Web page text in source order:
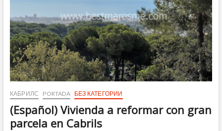
la
venta
en
Argentona,
baja
de
precio
КАБРИЛС PORTADA БЕЗ КАТЕГОРИИ
(Español) Vivienda a reformar con gran
parcela en Cabrils